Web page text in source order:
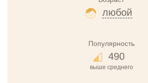
любой
Популярность
490
выше среднего